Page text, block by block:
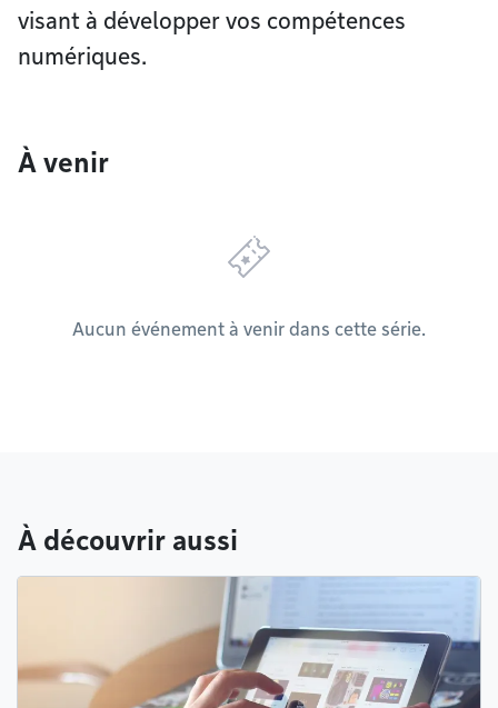
visant à développer vos compétences
numériques.
À venir
Aucun événement à venir dans cette série.
À découvrir aussi